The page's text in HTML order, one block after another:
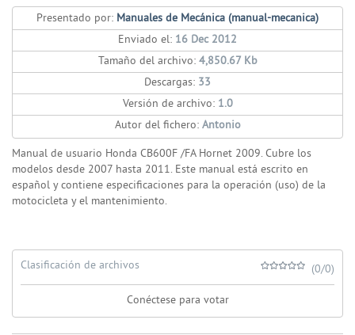
Presentado por: Manuales de Mecánica (manual-mecanica)
Enviado el: 16 Dec 2012
Tamaño del archivo: 4,850.67 Kb
Descargas: 33
Versión de archivo: 1.0
Autor del fichero: Antonio
Manual de usuario Honda CB600F /FA Hornet 2009. Cubre los
modelos desde 2007 hasta 2011. Este manual está escrito en
español y contiene especificaciones para la operación (uso) de la
motocicleta y el mantenimiento.
Clasificación de archivos (0/0)
Conéctese para votar